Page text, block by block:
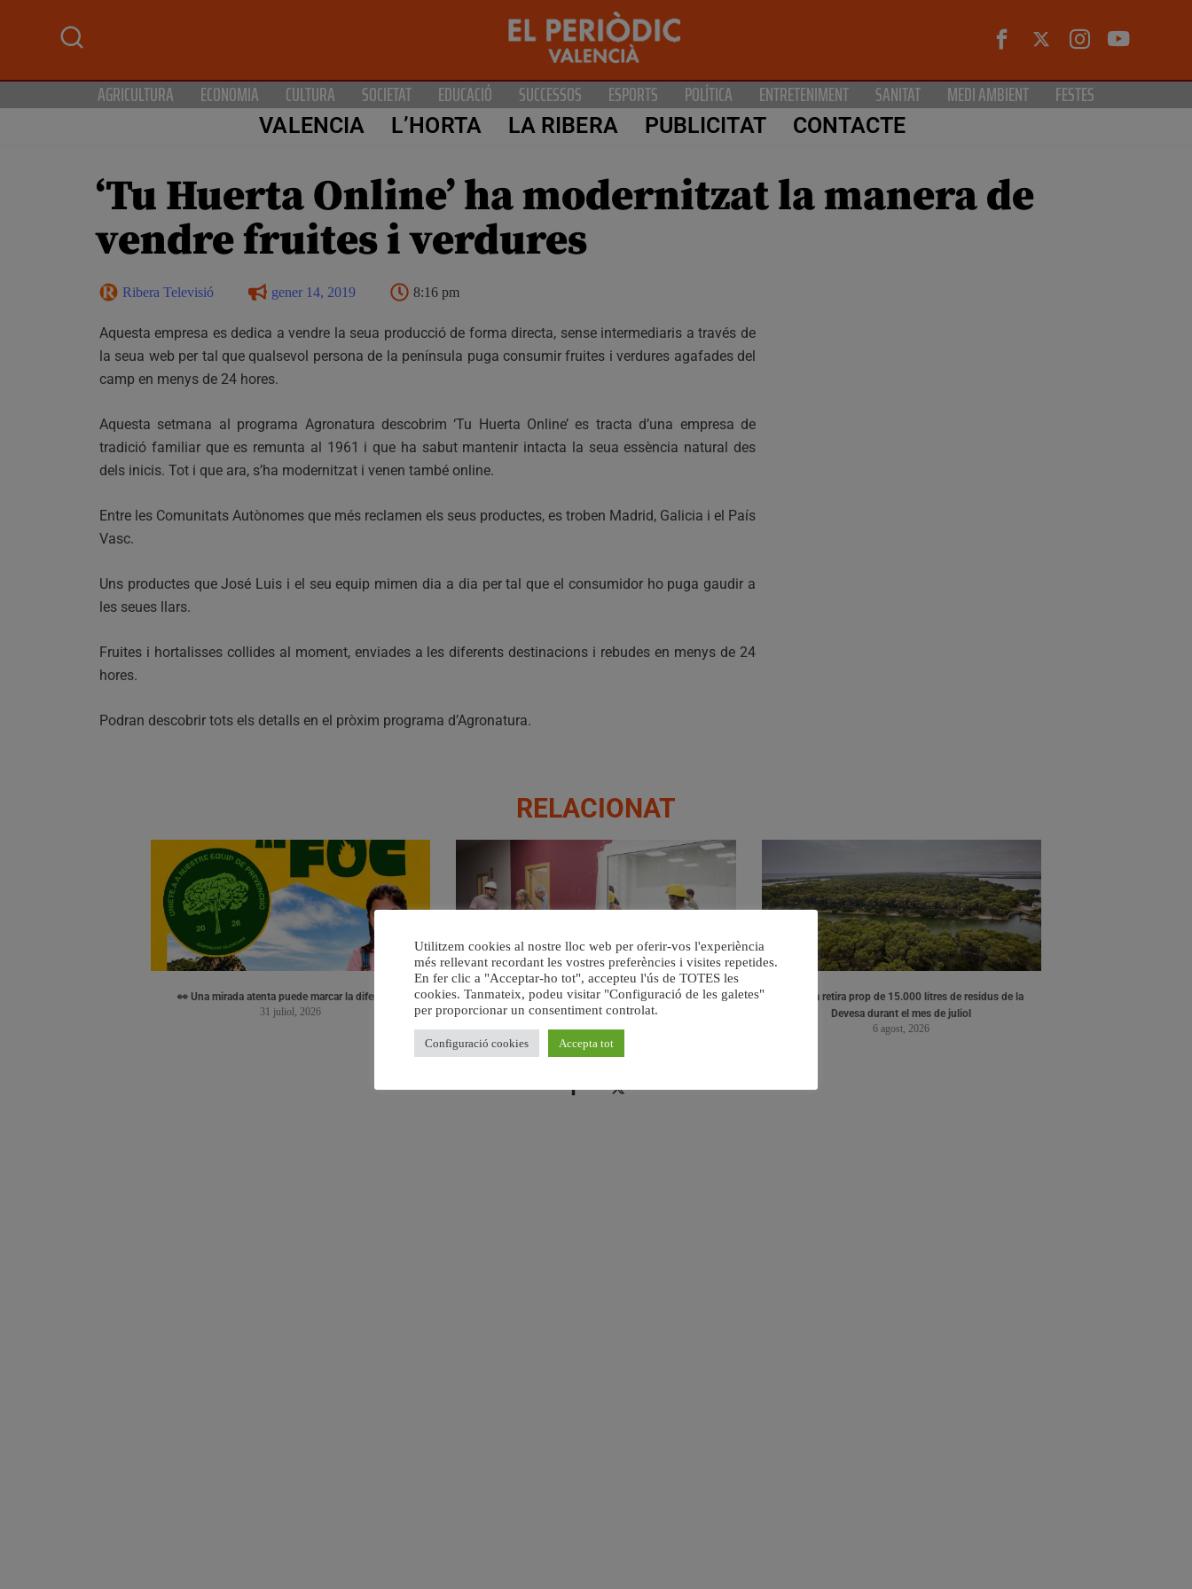
AGRICULTURA ECONOMIA CULTURA SOCIETAT EDUCACIÓ SUCCESSOS ESPORTS POLÍTICA ENTRETENIMENT SANITAT MEDI AMBIENT FESTES
VALENCIA L’HORTA LA RIBERA PUBLICITAT CONTACTE
‘Tu Huerta Online’ ha modernitzat la manera de
vendre fruites i verdures
Ribera Televisió gener 14, 2019 8:16 pm
Aquesta empresa es dedica a vendre la seua producció de forma directa, sense intermediaris a través de
la seua web per tal que qualsevol persona de la península puga consumir fruites i verdures agafades del
camp en menys de 24 hores.
Aquesta setmana al programa Agronatura descobrim ‘Tu Huerta Online’ es tracta d’una empresa de
tradició familiar que es remunta al 1961 i que ha sabut mantenir intacta la seua essència natural des
dels inicis. Tot i que ara, s’ha modernitzat i venen també online.
Entre les Comunitats Autònomes que més reclamen els seus productes, es troben Madrid, Galicia i el País
Vasc.
Uns productes que José Luis i el seu equip mimen dia a dia per tal que el consumidor ho puga gaudir a
les seues llars.
Fruites i hortalisses collides al moment, enviades a les diferents destinacions i rebudes en menys de 24
hores.
Podran descobrir tots els detalls en el pròxim programa d’Agronatura.
RELACIONAT
👀 Una mirada atenta puede marcar la diferencia.
31 juliol, 2026
València ultima el nou centre per a persones majors del
barri de Sant Antoni
6 agost, 2026
València retira prop de 15.000 litres de residus de la
Devesa durant el mes de juliol
6 agost, 2026
Utilitzem cookies al nostre lloc web per oferir-vos l'experiència
més rellevant recordant les vostres preferències i visites repetides.
En fer clic a "Acceptar-ho tot", accepteu l'ús de TOTES les
cookies. Tanmateix, podeu visitar "Configuració de les galetes"
per proporcionar un consentiment controlat.
Configuració cookies Accepta tot